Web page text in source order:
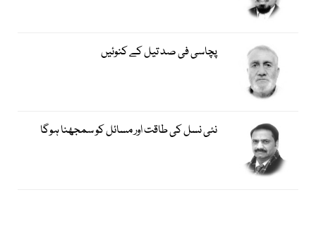
پچاسی فی صد تیل کے کنوئیں
نئی نسل کی طاقت اور مسائل کو سمجھنا ہوگا